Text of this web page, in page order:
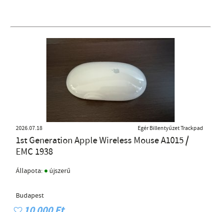
2026.07.18 Egér Billentyűzet Trackpad
1st Generation Apple Wireless Mouse A1015 /
EMC 1938
Állapota: ● újszerű
Budapest